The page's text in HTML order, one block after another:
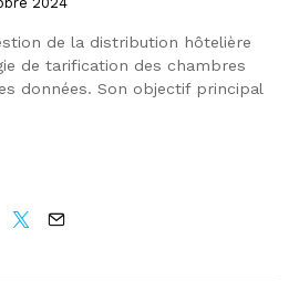
de la distribution hôtelière
de tarification des chambres
données. Son objectif principal